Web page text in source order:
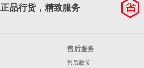
正品行货，精致服务
售后服务
售后政策